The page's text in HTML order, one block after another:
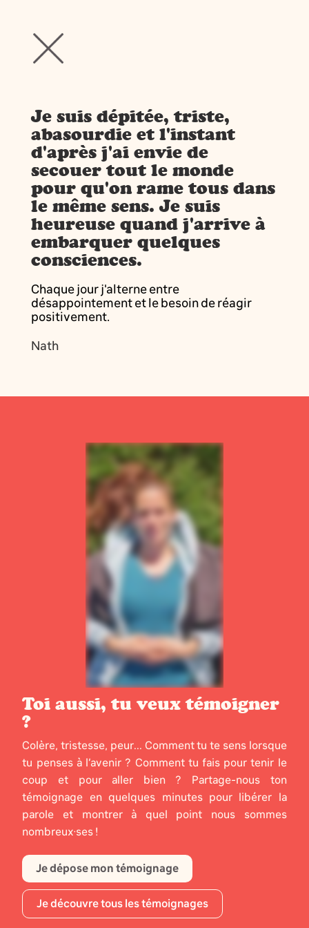
Je suis dépitée, triste,
abasourdie et l'instant
d'après j'ai envie de
secouer tout le monde
pour qu'on rame tous dans
le même sens. Je suis
heureuse quand j'arrive à
embarquer quelques
consciences.
Chaque jour j'alterne entre
désappointement et le besoin de réagir
positivement.
Nath
Toi aussi, tu veux témoigner
?
Colère, tristesse, peur... Comment tu te sens lorsque
tu penses à l’avenir ? Comment tu fais pour tenir le
coup et pour aller bien ? Partage-nous ton
témoignage en quelques minutes pour libérer la
parole et montrer à quel point nous sommes
nombreux·ses !
Je dépose mon témoignage
Je découvre tous les témoignages